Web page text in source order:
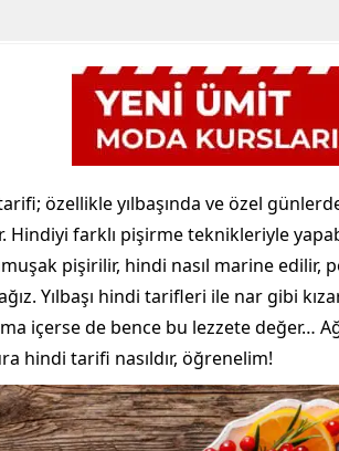
özellikle yılbaşında ve özel
Hindiyi farklı pişirme teknikleriyle
pişirilir, hindi nasıl marine edilir,
Yılbaşı hindi tarifleri ile nar gibi
içerse de bence bu lezzete değer…
hindi tarifi nasıldır, öğrenelim!